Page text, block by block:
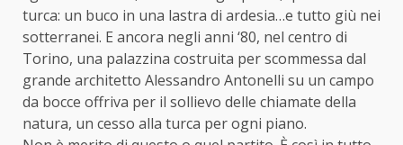
turca: un buco in una lastra di ardesia…e tutto giù nei
sotterranei. E ancora negli anni ‘80, nel centro di
Torino, una palazzina costruita per scommessa dal
grande architetto Alessandro Antonelli su un campo
da bocce offriva per il sollievo delle chiamate della
natura, un cesso alla turca per ogni piano.